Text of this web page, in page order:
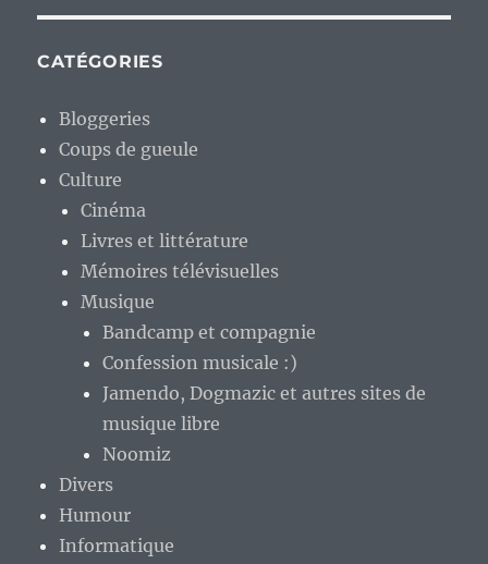
CATÉGORIES
Bloggeries
Coups de gueule
Culture
Cinéma
Livres et littérature
Mémoires télévisuelles
Musique
Bandcamp et compagnie
Confession musicale :)
Jamendo, Dogmazic et autres sites de
musique libre
Noomiz
Divers
Humour
Informatique